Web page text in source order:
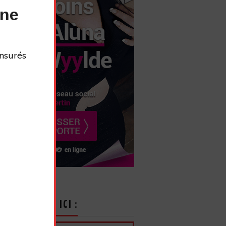
VOUS ICI :